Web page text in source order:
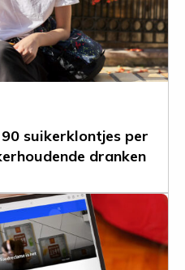
suikerklontjes per
dranken